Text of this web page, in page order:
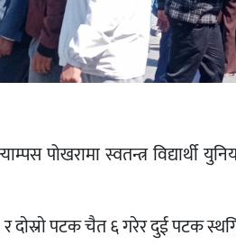
पोखरामा स्वतन्त्र
दाेस्राे पटक चैत ६ गरेर दुई पटक